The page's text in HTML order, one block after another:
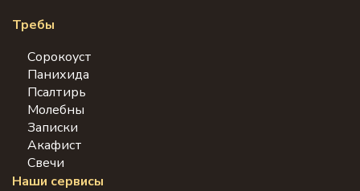
Требы
Сорокоуст
Панихида
Псалтирь
Молебны
Записки
Акафист
Свечи
Наши сервисы